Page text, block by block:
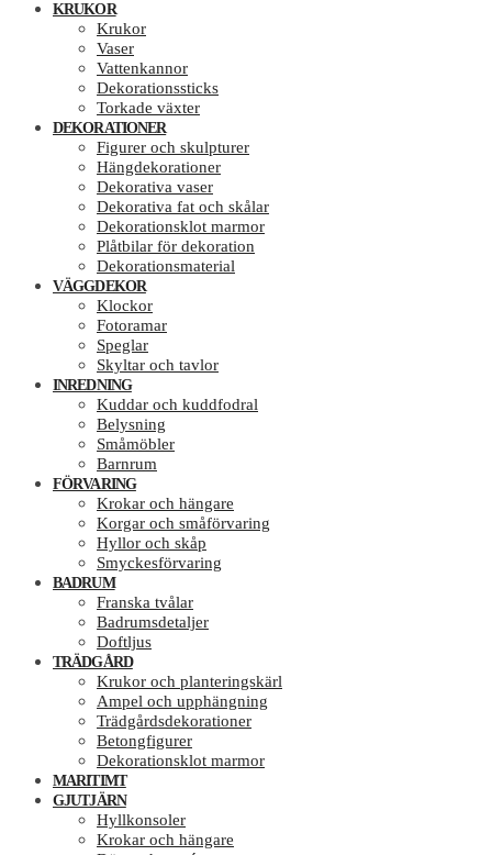
KRUKOR
Krukor
Vaser
Vattenkannor
Dekorationssticks
Torkade växter
DEKORATIONER
Figurer och skulpturer
Hängdekorationer
Dekorativa vaser
Dekorativa fat och skålar
Dekorationsklot marmor
Plåtbilar för dekoration
Dekorationsmaterial
VÄGGDEKOR
Klockor
Fotoramar
Speglar
Skyltar och tavlor
INREDNING
Kuddar och kuddfodral
Belysning
Småmöbler
Barnrum
FÖRVARING
Krokar och hängare
Korgar och småförvaring
Hyllor och skåp
Smyckesförvaring
BADRUM
Franska tvålar
Badrumsdetaljer
Doftljus
TRÄDGÅRD
Krukor och planteringskärl
Ampel och upphängning
Trädgårdsdekorationer
Betongfigurer
Dekorationsklot marmor
MARITIMT
GJUTJÄRN
Hyllkonsoler
Krokar och hängare